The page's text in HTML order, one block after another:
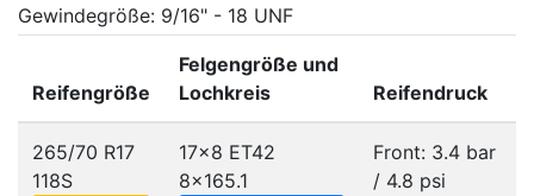
Gewindegröße: 9/16" - 18 UNF
Reifengröße
Felgengröße und
Lochkreis
Reifendruck
265/70 R17
118S
17x8 ET42
8x165.1
Front: 3.4 bar
/ 4.8 psi